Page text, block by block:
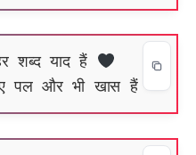
शब्द याद हैं
पल और भी खास हैं